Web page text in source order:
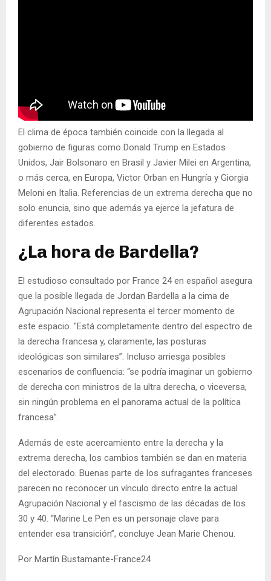
El clima de época también coincide con la llegada al
gobierno de figuras como Donald Trump en Estados
Unidos, Jair Bolsonaro en Brasil y Javier Milei en Argentina,
o más cerca, en Europa, Victor Orban en Hungría y Giorgia
Meloni en Italia. Referencias de un extrema derecha que no
solo enuncia, sino que además ya ejerce la jefatura de
diferentes estados.
¿La hora de Bardella?
El estudioso consultado por France 24 en español asegura
que la posible llegada de Jordan Bardella a la cima de
Agrupación Nacional representa el tercer momento de
este espacio. "Está completamente dentro del espectro de
la derecha francesa y, claramente, las posturas
ideológicas son similares”. Incluso arriesga posibles
escenarios de confluencia: “se podría imaginar un gobierno
de derecha con ministros de la ultra derecha, o viceversa,
sin ningún problema en el panorama actual de la política
francesa”.
Además de este acercamiento entre la derecha y la
extrema derecha, los cambios también se dan en materia
del electorado. Buenas parte de los sufragantes franceses
parecen no reconocer un vínculo directo entre la actual
Agrupación Nacional y el fascismo de las décadas de los
30 y 40. “Marine Le Pen es un personaje clave para
entender esa transición”, concluye Jean Marie Chenou.
Por Martín Bustamante-France24